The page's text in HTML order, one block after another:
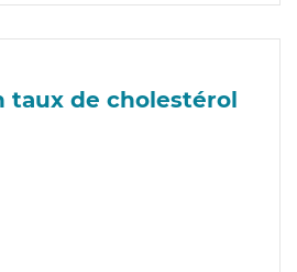
taux de cholestérol